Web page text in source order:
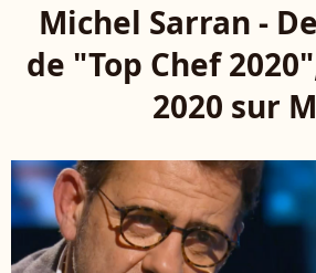
Michel Sarran -
de "Top Chef
2020 sur